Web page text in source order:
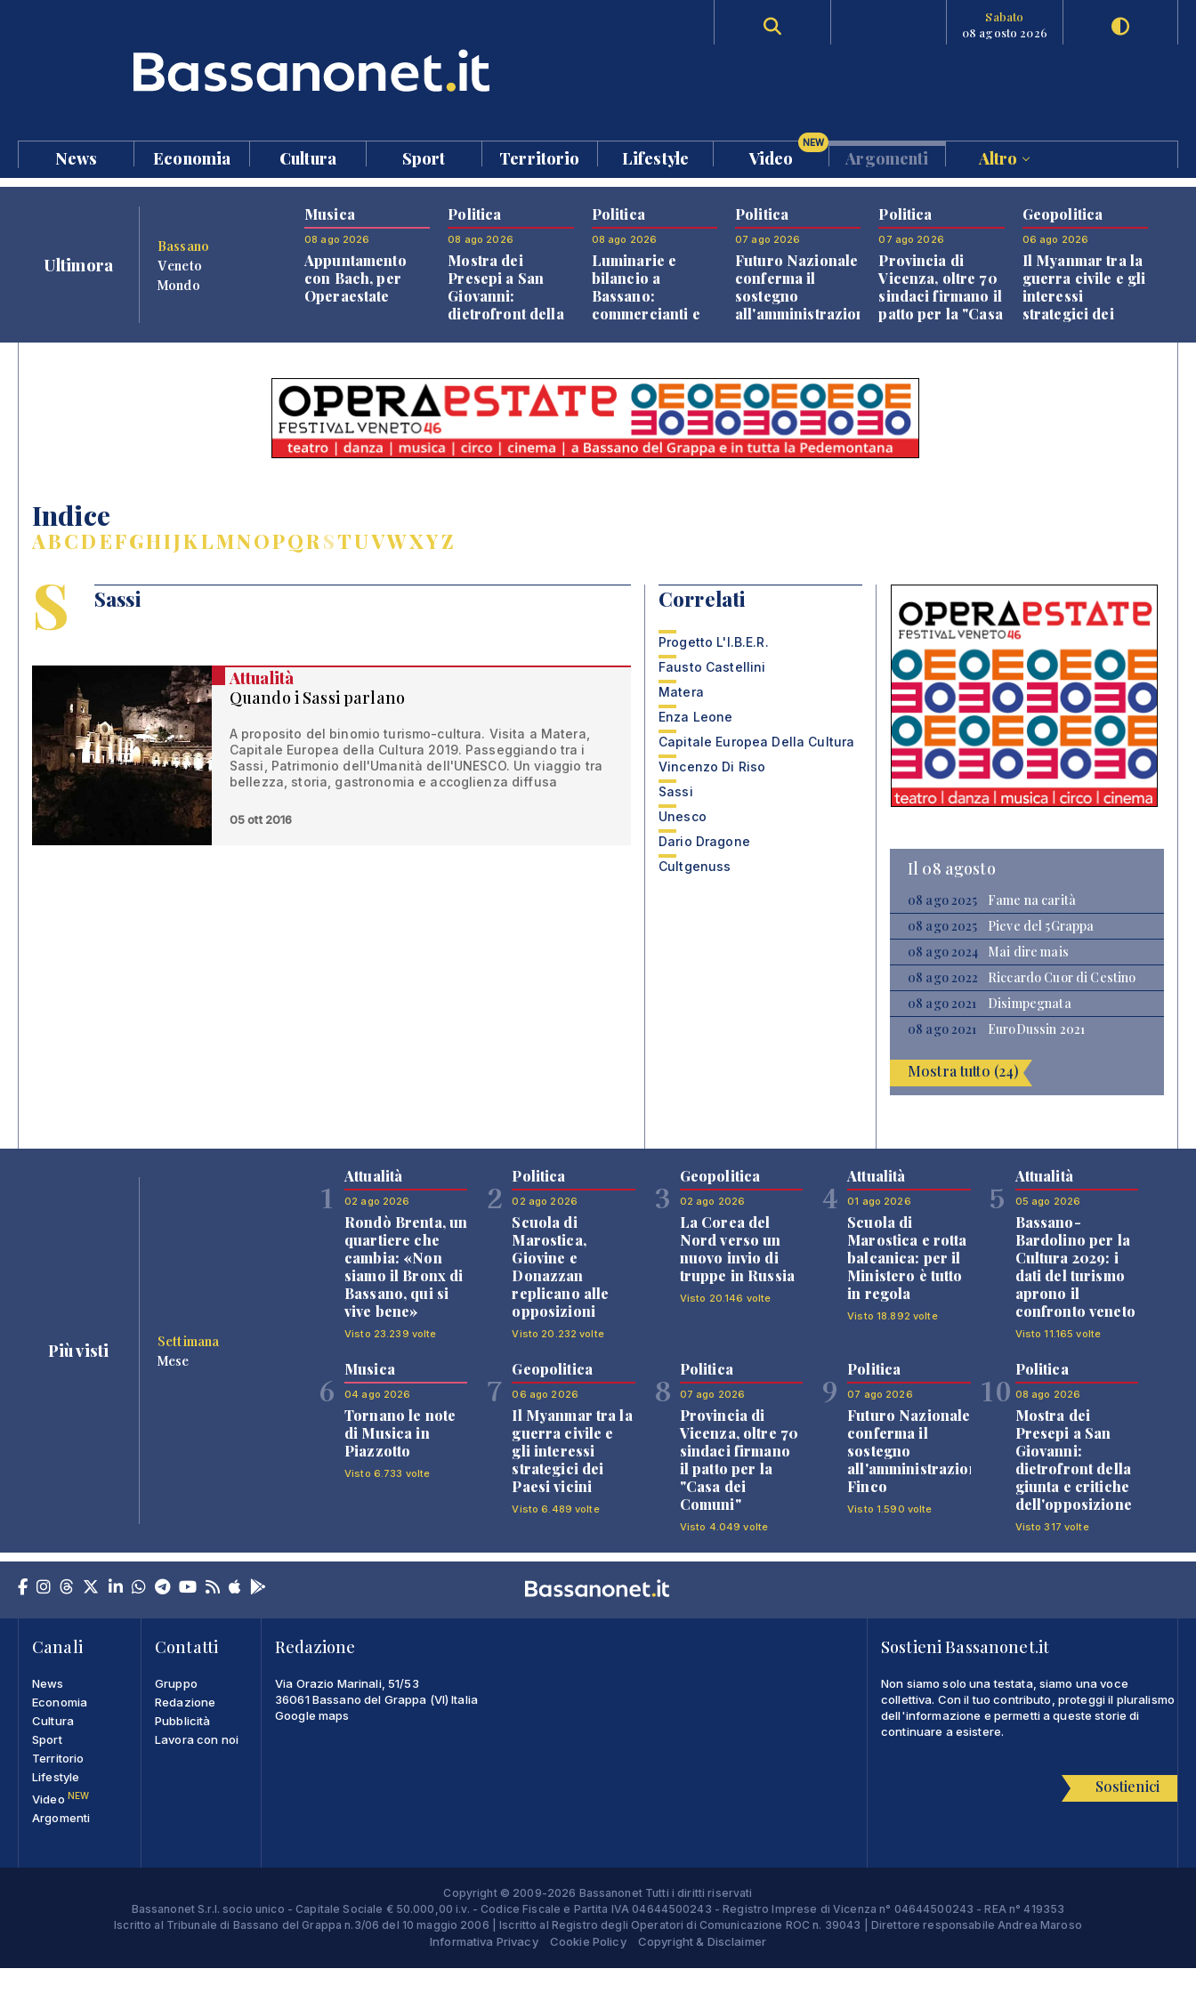
Sabato
08 agosto 2026
News Economia Cultura Sport Territorio Lifestyle Video
NEW
Argomenti Altro
Ultimora
Bassano
Veneto
Mondo
Musica
08 ago 2026
Appuntamento
con Bach, per
Operaestate
Politica
08 ago 2026
Mostra dei
Presepi a San
Giovanni:
dietrofront della
Politica
08 ago 2026
Luminarie e
bilancio a
Bassano:
commercianti e
Politica
07 ago 2026
Futuro Nazionale
conferma il
sostegno
all'amministrazione
Politica
07 ago 2026
Provincia di
Vicenza, oltre 70
sindaci firmano il
patto per la "Casa
Geopolitica
06 ago 2026
Il Myanmar tra la
guerra civile e gli
interessi
strategici dei
Indice
ABCDEFGHIJKLMNOPQRSTUVWXYZ
S Sassi
Attualità
Quando i Sassi parlano
A proposito del binomio turismo-cultura. Visita a Matera,
Capitale Europea della Cultura 2019. Passeggiando tra i
Sassi, Patrimonio dell'Umanità dell'UNESCO. Un viaggio tra
bellezza, storia, gastronomia e accoglienza diffusa
05 ott 2016
Correlati
Progetto L'I.B.E.R.
Fausto Castellini
Matera
Enza Leone
Capitale Europea Della Cultura
Vincenzo Di Riso
Sassi
Unesco
Dario Dragone
Cultgenuss
Il 08 agosto
08 ago 2025
Fame na carità
08 ago 2025
Pieve del 5Grappa
08 ago 2024
Mai dire mais
08 ago 2022
Riccardo Cuor di Cestino
08 ago 2021
Disimpegnata
08 ago 2021
EuroDussin 2021
Mostra tutto (24)
Più visti
Settimana
Mese
1
Attualità
02 ago 2026
Rondò Brenta, un
quartiere che
cambia: «Non
siamo il Bronx di
Bassano, qui si
vive bene»
Visto 23.239 volte
2
Politica
02 ago 2026
Scuola di
Marostica,
Giovine e
Donazzan
replicano alle
opposizioni
Visto 20.232 volte
3
Geopolitica
02 ago 2026
La Corea del
Nord verso un
nuovo invio di
truppe in Russia
Visto 20.146 volte
4
Attualità
01 ago 2026
Scuola di
Marostica e rotta
balcanica: per il
Ministero è tutto
in regola
Visto 18.892 volte
5
Attualità
05 ago 2026
Bassano-
Bardolino per la
Cultura 2029: i
dati del turismo
aprono il
confronto veneto
Visto 11.165 volte
6
Musica
04 ago 2026
Tornano le note
di Musica in
Piazzotto
Visto 6.733 volte
7
Geopolitica
06 ago 2026
Il Myanmar tra la
guerra civile e
gli interessi
strategici dei
Paesi vicini
Visto 6.489 volte
8
Politica
07 ago 2026
Provincia di
Vicenza, oltre 70
sindaci firmano
il patto per la
"Casa dei
Comuni"
Visto 4.049 volte
9
Politica
07 ago 2026
Futuro Nazionale
conferma il
sostegno
all'amministrazione
Finco
Visto 1.590 volte
10
Politica
08 ago 2026
Mostra dei
Presepi a San
Giovanni:
dietrofront della
giunta e critiche
dell'opposizione
Visto 317 volte
Canali
News
Economia
Cultura
Sport
Territorio
Lifestyle
Video NEW
Argomenti
Contatti
Gruppo
Redazione
Pubblicità
Lavora con noi
Redazione
Via Orazio Marinali, 51/53
36061 Bassano del Grappa (VI) Italia
Google maps
Sostieni Bassanonet.it
Non siamo solo una testata, siamo una voce
collettiva. Con il tuo contributo, proteggi il pluralismo
dell'informazione e permetti a queste storie di
continuare a esistere.
Sostienici
Copyright © 2009-2026 Bassanonet Tutti i diritti riservati
Bassanonet S.r.l. socio unico - Capitale Sociale € 50.000,00 i.v. - Codice Fiscale e Partita IVA 04644500243 - Registro Imprese di Vicenza n° 04644500243 - REA n° 419353
Iscritto al Tribunale di Bassano del Grappa n.3/06 del 10 maggio 2006 | Iscritto al Registro degli Operatori di Comunicazione ROC n. 39043 | Direttore responsabile Andrea Maroso
Informativa Privacy Cookie Policy Copyright & Disclaimer